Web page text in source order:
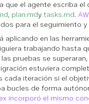
que el agente escriba
, plan.mdy tasks.md.
para el seguimiento y
aplicando en las
trabajando hasta
pruebas se
estuviera
cada iteración si el
bucles de forma
incorporó el mismo